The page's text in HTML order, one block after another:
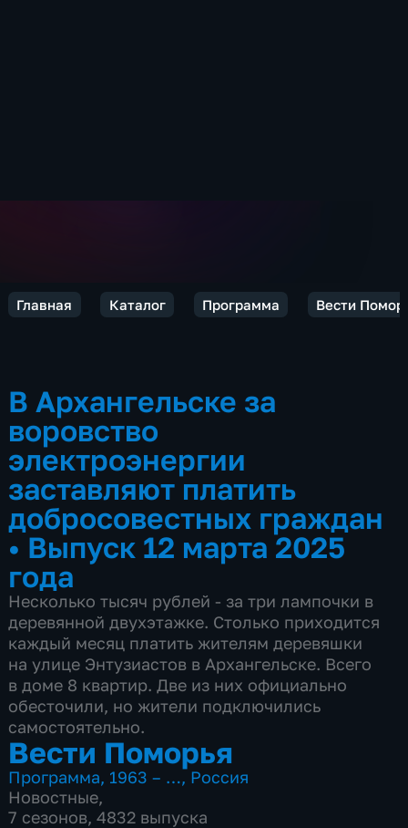
Главная Каталог Программа Вести
В Архангельске за
воровство
электроэнергии
заставляют платить
добросовестных граждан
• Выпуск 12 марта 2025
года
Несколько тысяч рублей - за три лампочки в
деревянной двухэтажке. Столько приходится
каждый месяц платить жителям деревяшки
на улице Энтузиастов в Архангельске. Всего
в доме 8 квартир. Две из них официально
обесточили, но жители подключились
самостоятельно.
Вести Поморья
Программа, 1963 – …, Россия
Новостные,
7 сезонов, 4832 выпуска